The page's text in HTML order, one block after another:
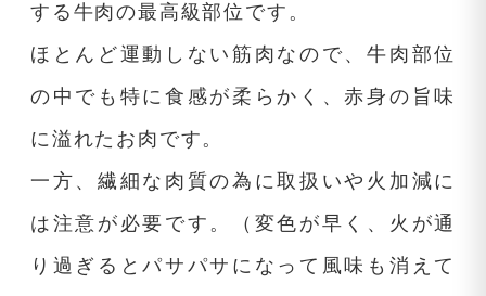
する牛肉の最高級部位です。
ほとんど運動しない筋肉なので、牛肉部位
の中でも特に食感が柔らかく、赤身の旨味
に溢れたお肉です。
一方、繊細な肉質の為に取扱いや火加減に
は注意が必要です。（変色が早く、火が通
り過ぎるとパサパサになって風味も消えて